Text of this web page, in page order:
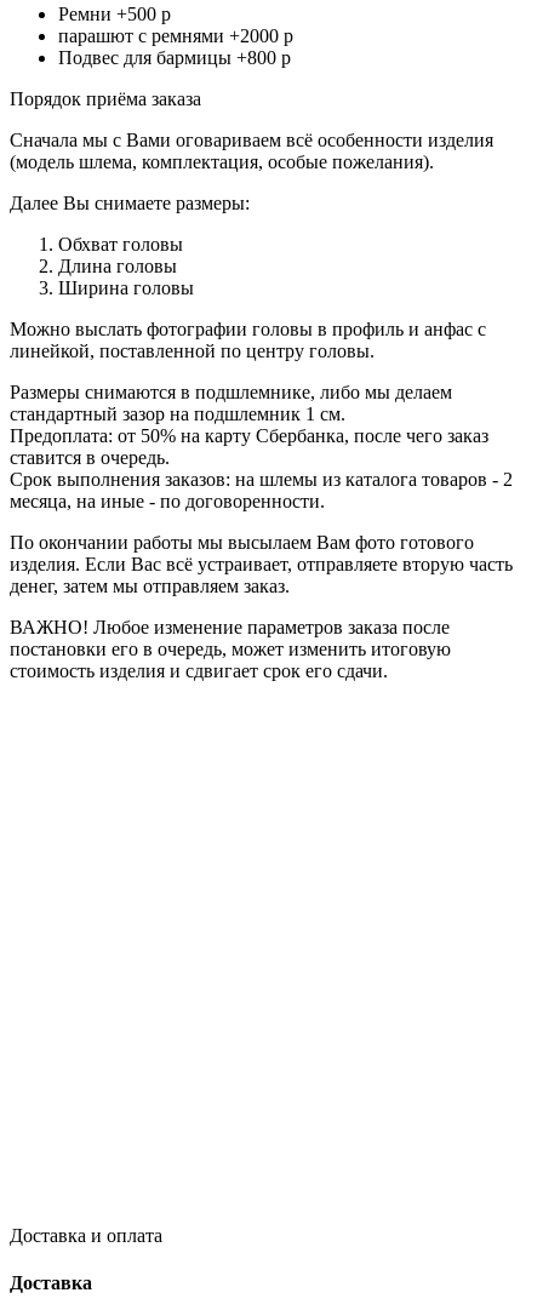
Ремни +500 р
парашют с ремнями +2000 р
Подвес для бармицы +800 р
Порядок приёма заказа
Сначала мы с Вами оговариваем всё особенности изделия
(модель шлема, комплектация, особые пожелания).
Далее Вы снимаете размеры:
Обхват головы
Длина головы
Ширина головы
Можно выслать фотографии головы в профиль и анфас с
линейкой, поставленной по центру головы.
Размеры снимаются в подшлемнике, либо мы делаем
стандартный зазор на подшлемник 1 см.
Предоплата: от 50% на карту Сбербанка, после чего заказ
ставится в очередь.
Срок выполнения заказов: на шлемы из каталога товаров - 2
месяца, на иные - по договоренности.
По окончании работы мы высылаем Вам фото готового
изделия. Если Вас всё устраивает, отправляете вторую часть
денег, затем мы отправляем заказ.
ВАЖНО! Любое изменение параметров заказа после
постановки его в очередь, может изменить итоговую
стоимость изделия и сдвигает срок его сдачи.
Доставка и оплата
Доставка